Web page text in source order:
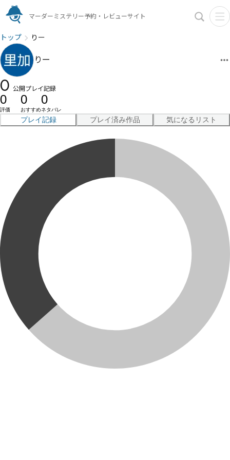
マーダーミステリー予約・レビューサイト
トップ りー
りー
0 公開プレイ記録
0
評価
0
おすすめ
0
ネタバレ
プレイ記録 プレイ済み作品 気になるリスト